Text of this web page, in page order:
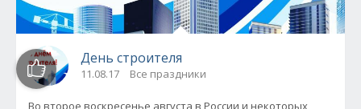
День строителя
11.08.17 Все праздники
Во второе воскресенье августа в России и некоторых